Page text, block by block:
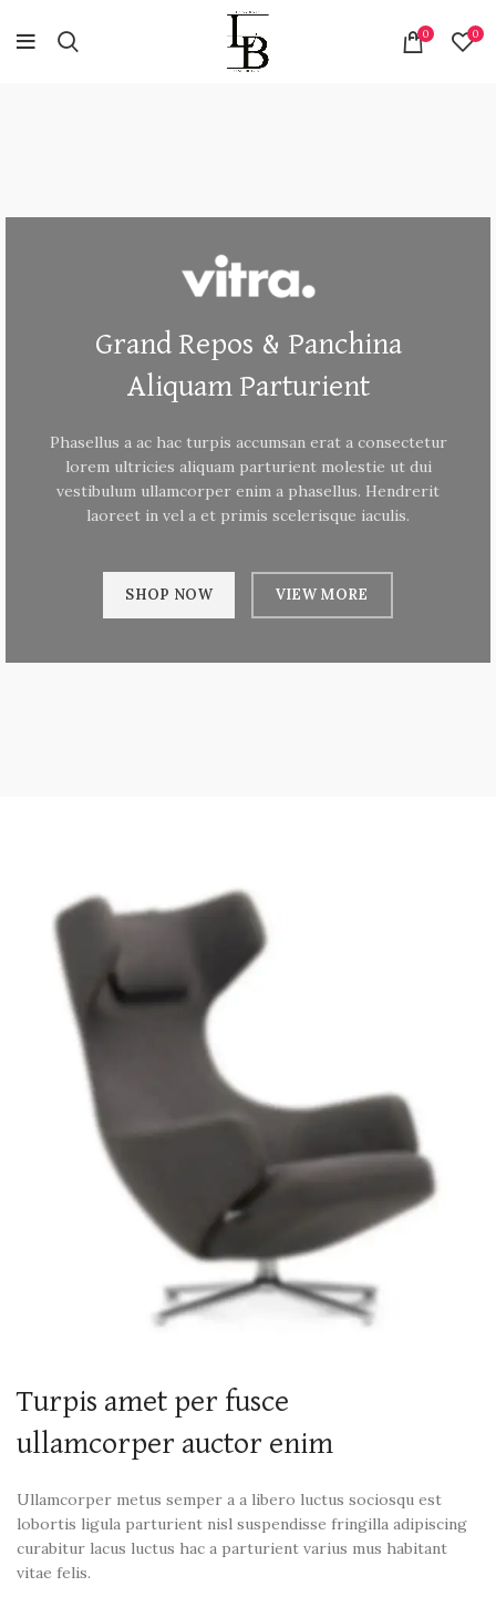
0 0
Grand Repos & Panchina
Aliquam Parturient
Phasellus a ac hac turpis accumsan erat a consectetur
lorem ultricies aliquam parturient molestie ut dui
vestibulum ullamcorper enim a phasellus. Hendrerit
laoreet in vel a et primis scelerisque iaculis.
SHOP NOW VIEW MORE
Turpis amet per fusce
ullamcorper auctor enim
Ullamcorper metus semper a a libero luctus sociosqu est
lobortis ligula parturient nisl suspendisse fringilla adipiscing
curabitur lacus luctus hac a parturient varius mus habitant
vitae felis.